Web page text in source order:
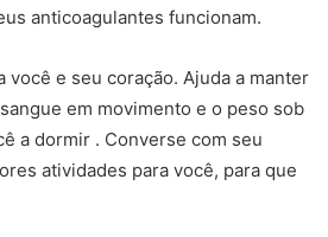
anticoagulantes funcionam.
você e seu coração. Ajuda a manter
em movimento e o peso sob
a dormir . Converse com seu
atividades para você, para que